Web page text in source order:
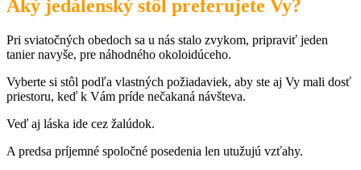
Aký jedálenský stôl preferujete Vy?
Pri sviatočných obedoch sa u nás stalo zvykom, pripraviť jeden
tanier navyše, pre náhodného okoloidúceho.
Vyberte si stôl podľa vlastných požiadaviek, aby ste aj Vy mali dosť
priestoru, keď k Vám príde nečakaná návšteva.
Veď aj láska ide cez žalúdok.
A predsa príjemné spoločné posedenia len utužujú vzťahy.